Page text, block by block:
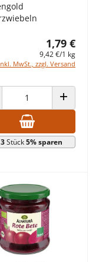
1,79 €
9,42 €/1 kg
MwSt., zzgl. Versand
VERRINGERN ANZAHL
3Stück5% sparen